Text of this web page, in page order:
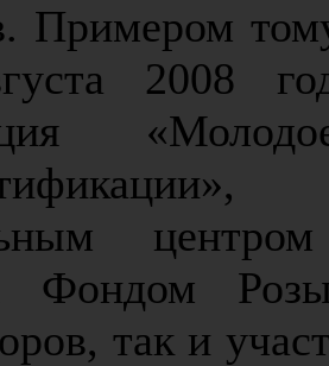
Примером
2008
Фондом
так и